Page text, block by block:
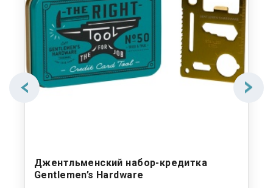
Джентльменский набор-кредитка
Gentlemen’s Hardware